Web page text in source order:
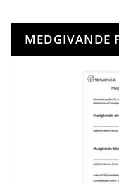
MEDGIVANDE